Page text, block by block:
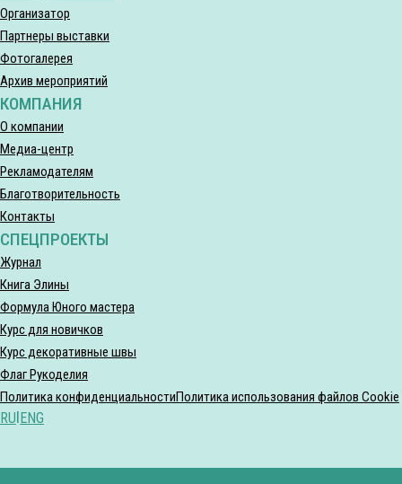
Организатор
Партнеры выставки
Фотогалерея
Архив мероприятий
КОМПАНИЯ
О компании
Медиа-центр
Рекламодателям
Благотворительность
Контакты
СПЕЦПРОЕКТЫ
Журнал
Книга Элины
Формула Юного мастера
Курс для новичков
Курс декоративные швы
Флаг Рукоделия
Политика конфиденциальностиПолитика использования файлов Cookie
RU ENG